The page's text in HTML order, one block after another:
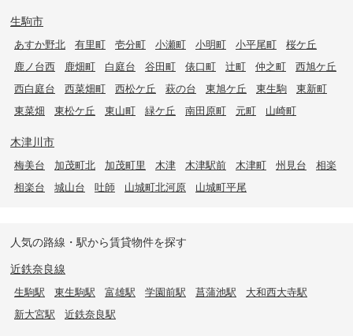
生駒市
あすか野北 有里町 壱分町 小瀬町 小明町 小平尾町
桜ケ丘
鹿ノ台西
鹿畑町 白庭台 谷田町 俵口町 辻町 仲之町
西旭ケ丘
西白庭台
西菜畑町 西松ケ丘 萩の台 東旭ケ丘 東生駒
東新町
東菜畑
東松ケ丘 東山町 緑ケ丘 南田原町 元町 山崎町
木津川市
梅美台 加茂町北 加茂町里 木津 木津駅前 木津町 州見台
相楽
相楽台
城山台 吐師 山城町北河原 山城町平尾
人気の路線・駅から賃貸物件を探す
近鉄奈良線
生駒駅 東生駒駅 富雄駅 学園前駅 菖蒲池駅
大和西大寺駅
新大宮駅
近鉄奈良駅